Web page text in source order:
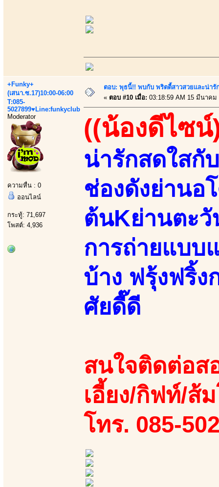
+Funky+
(เสนา.ซ.17)10:00-06:00
T:085-
5027899♥Line:funkyclub
Moderator
ความหื่น : 0
ออนไลน์
กระทู้: 71,697
โพสต์: 4,936
ตอบ: พุธนี้!! พบกับ พริตตี้สาวสวยและน่า
« ตอบ #10 เมื่อ: 03:18:59 AM 15 มีนาคม
((น้องดีไซน์
น่ารักสดใสกั
ช่องดังย่านอ
ต้นKย่านตะวั
การถ่ายแบบ
บ้าง ฟรุ้งฟริ้ง
ศัยดี๊ดี
สนใจติดต่อส
เอี้ยง/กิฟท์/ส้
โทร. 085-